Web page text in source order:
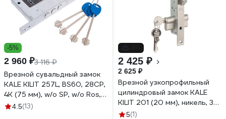
-5%
2 960 ₽3 116 ₽
Врезной сувальдный замок
KALE KILIT 257L, BS60, 28CP,
4K (75 мм), w/o SP, w/o Ros,
PB 257L0000040
4.5(13)
2 425 ₽
2 625 ₽
Врезной узкопрофильный
цилиндровый замок KALE
KILIT 201 (20 мм), никель, 3
ключа 1093
5(1)